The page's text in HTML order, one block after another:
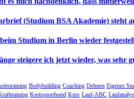
(Studium BSA Akademie) steht
Studium in Berlin wieder
steigere ich jetzt wieder, was sehr
Bodybuilding Coaching Dehnen Eigenes
Kreissportbund Kurs Lauf-ABC